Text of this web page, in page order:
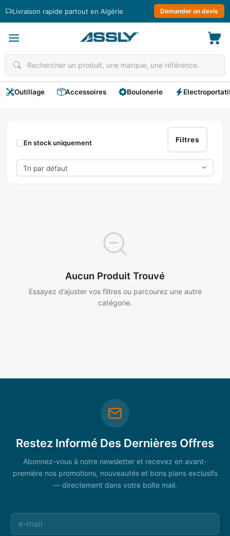
Livraison rapide partout en Algérie Demander un devis
Outillage Accessoires Boulonerie
HOTECHE
Filtres
En stock uniquement
Aucun Produit Trouvé
Essayez d’ajuster vos filtres ou parcourez une autre
catégorie.
Restez Informé Des Dernières Offres
Abonnez-vous à notre newsletter et recevez en avant-
première nos promotions, nouveautés et bons plans exclusifs
— directement dans votre boîte mail.